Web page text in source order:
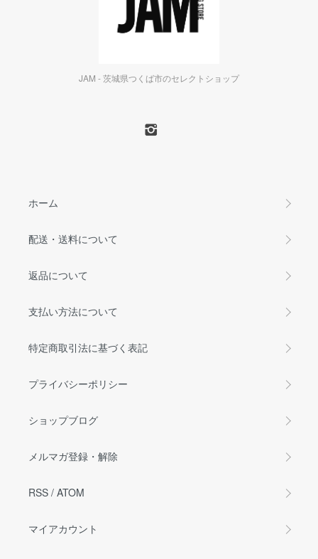
JAM - 茨城県つくば市のセレクトショップ
ホーム
配送・送料について
返品について
支払い方法について
特定商取引法に基づく表記
プライバシーポリシー
ショップブログ
メルマガ登録・解除
RSS / ATOM
マイアカウント